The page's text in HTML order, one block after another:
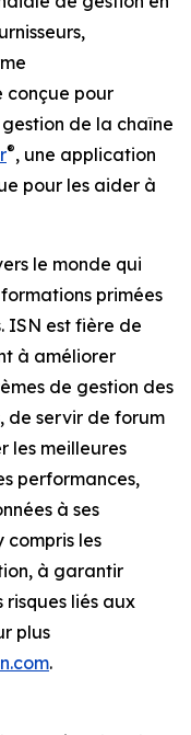
conçue pour
de la chaîne
®, une application
pour les aider à
le monde qui
primées
ISN est fière de
à améliorer
de gestion des
de servir de forum
les meilleures
performances,
à ses
compris les
à garantir
liés aux
plus
.